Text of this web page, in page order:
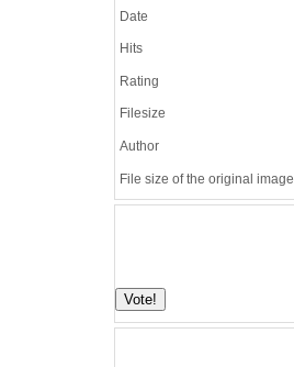
Date
Hits
Rating
Filesize
Author
File size of the original image